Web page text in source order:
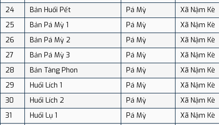
24
Bản Huổi Pết Pá Mỳ
Xã Nậm Kè
25
Bản Pá Mỳ 1 Pá Mỳ
Xã Nậm Kè
26
Bản Pá Mỳ 2 Pá Mỳ
Xã Nậm Kè
27
Bản Pá Mỳ 3 Pá Mỳ
Xã Nậm Kè
28
Bản Tàng Phon Pá Mỳ
Xã Nậm Kè
29
Huổi Lích 1 Pá Mỳ
Xã Nậm Kè
30
Huổi Lích 2 Pá Mỳ
Xã Nậm Kè
31
Huổi Lụ 1 Pá Mỳ
Xã Nậm Kè